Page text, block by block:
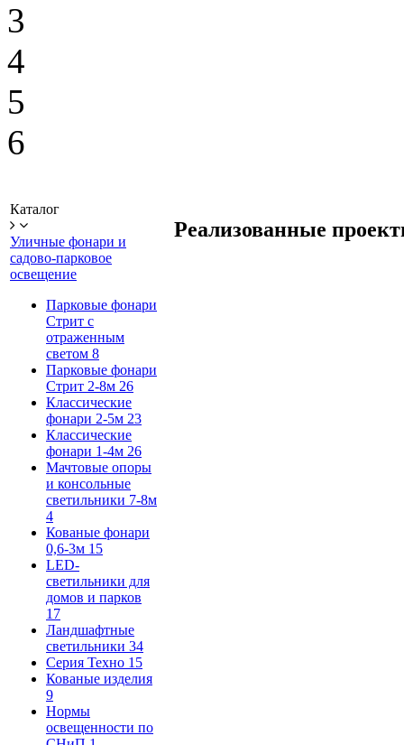
3
4
5
6
Каталог
Уличные фонари и
садово-парковое
освещение
Парковые фонари
Стрит с
отраженным
светом 8
Парковые фонари
Стрит 2-8м 26
Классические
фонари 2-5м 23
Классические
фонари 1-4м 26
Мачтовые опоры
и консольные
светильники 7-8м
4
Кованые фонари
0,6-3м 15
LED-
светильники для
домов и парков
17
Ландшафтные
светильники 34
Серия Техно 15
Кованые изделия
9
Нормы
освещенности по
Реализованные